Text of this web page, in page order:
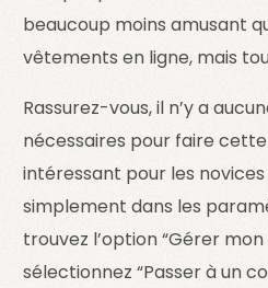
beaucoup moins amusant
vêtements en ligne, mais
Rassurez-vous, il n’y a
nécessaires pour faire
intéressant pour les novices
simplement dans les
trouvez l’option “Gérer
sélectionnez “Passer à un